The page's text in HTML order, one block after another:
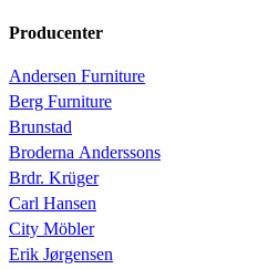
Producenter
Andersen Furniture
Berg Furniture
Brunstad
Broderna Anderssons
Brdr. Krüger
Carl Hansen
City Möbler
Erik Jørgensen